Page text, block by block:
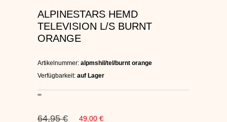
VANS SCHUHE
CONVERSE
C1RCA SKATERSCHUHE
HEELYS
DC SCHUHE HERREN
ALPINESTARS HEMD
TELEVISION L/S BURNT
ORANGE
Artikelnummer: alpmshil/tel/burnt orange
Verfügbarkeit: auf Lager
64,95 € 49,00 €